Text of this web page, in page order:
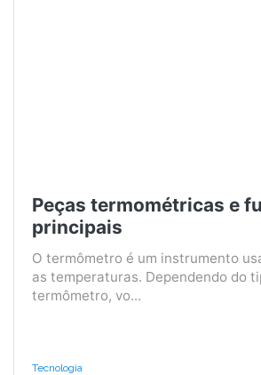
Peças termométricas e
principais
O termômetro é um instrumento
as temperaturas. Dependendo do
termômetro, vo...
Tecnologia